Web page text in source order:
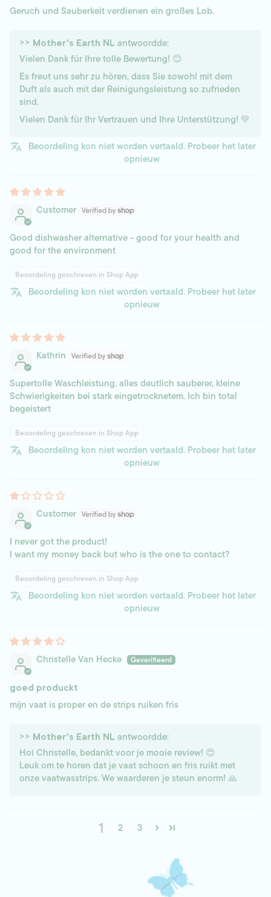
Geruch und Sauberkeit verdienen ein großes Lob.
>> Mother's Earth NL antwoordde:
Vielen Dank für Ihre tolle Bewertung! 😊
Es freut uns sehr zu hören, dass Sie sowohl mit dem
Duft als auch mit der Reinigungsleistung so zufrieden
sind.
Vielen Dank für Ihr Vertrauen und Ihre Unterstützung! 💚
Beoordeling kon niet worden vertaald. Probeer het later
opnieuw
Customer
Good dishwasher alternative - good for your health and
good for the environment
Beoordeling geschreven in Shop App
Beoordeling kon niet worden vertaald. Probeer het later
opnieuw
Kathrin
Supertolle Waschleistung, alles deutlich sauberer, kleine
Schwierigkeiten bei stark eingetrocknetem. Ich bin total
begeistert
Beoordeling geschreven in Shop App
Beoordeling kon niet worden vertaald. Probeer het later
opnieuw
Customer
I never got the product!
I want my money back but who is the one to contact?
Beoordeling geschreven in Shop App
Beoordeling kon niet worden vertaald. Probeer het later
opnieuw
Christelle Van Hecke
goed produckt
mijn vaat is proper en de strips ruiken fris
>> Mother's Earth NL antwoordde:
Hoi Christelle, bedankt voor je mooie review! 😍
Leuk om te horen dat je vaat schoon en fris ruikt met
onze vaatwasstrips. We waarderen je steun enorm! 🙏
1 2 3